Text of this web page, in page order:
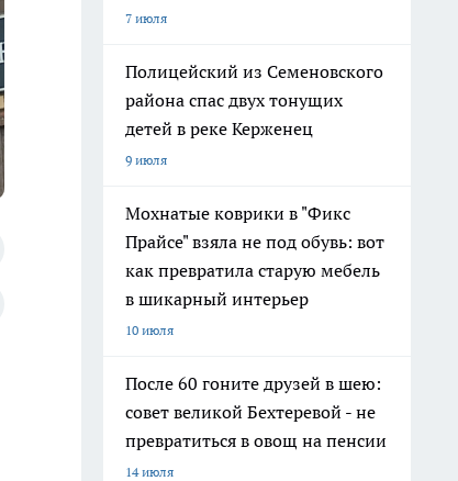
7 июля
Полицейский из Семеновского
района спас двух тонущих
детей в реке Керженец
9 июля
Мохнатые коврики в "Фикс
Прайсе" взяла не под обувь: вот
как превратила старую мебель
в шикарный интерьер
10 июля
После 60 гоните друзей в шею:
совет великой Бехтеревой - не
превратиться в овощ на пенсии
14 июля